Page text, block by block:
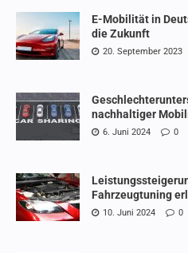
E-Mobilität in
die Zukunft
20. September 2023
nachhaltiger
6. Juni 2024 0
Fahrzeugtuning
10. Juni 2024 0